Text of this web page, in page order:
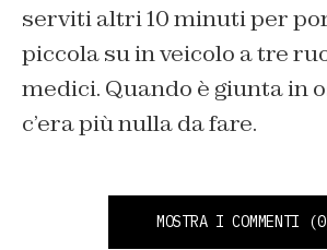
serviti altri 10 minuti per
piccola su in veicolo a tre
medici. Quando è giunta in
c’era più nulla da fare.
MOSTRA I COMMENTI